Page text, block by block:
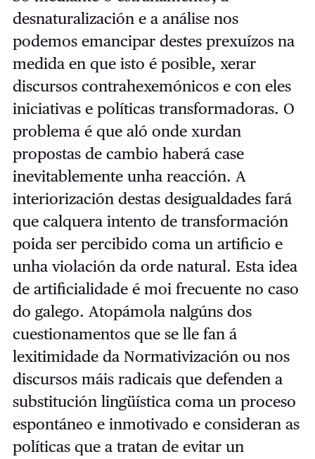
desnaturalización e a análise nos
podemos emancipar destes prexuízos na
medida en que isto é posible, xerar
discursos contrahexemónicos e con eles
iniciativas e políticas transformadoras. O
problema é que aló onde xurdan
propostas de cambio haberá case
inevitablemente unha reacción. A
interiorización destas desigualdades fará
que calquera intento de transformación
poida ser percibido coma un artificio e
unha violación da orde natural. Esta idea
de artificialidade é moi frecuente no caso
do galego. Atopámola nalgúns dos
cuestionamentos que se lle fan á
lexitimidade da Normativización ou nos
discursos máis radicais que defenden a
substitución lingüística coma un proceso
espontáneo e inmotivado e consideran as
políticas que a tratan de evitar un